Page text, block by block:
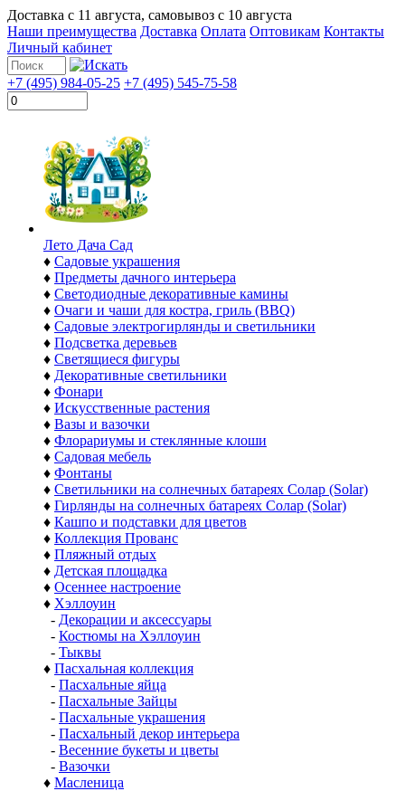
Доставка с 11 августа, самовывоз с 10 августа
Наши преимущества Доставка Оплата Оптовикам Контакты
Личный кабинет
+7 (495) 984-05-25 +7 (495) 545-75-58
Лето Дача Сад
♦ Садовые украшения
♦ Предметы дачного интерьера
♦ Светодиодные декоративные камины
♦ Очаги и чаши для костра, гриль (BBQ)
♦ Садовые электрогирлянды и светильники
♦ Подсветка деревьев
♦ Светящиеся фигуры
♦ Декоративные светильники
♦ Фонари
♦ Искусственные растения
♦ Вазы и вазочки
♦ Флорариумы и стеклянные клоши
♦ Садовая мебель
♦ Фонтаны
♦ Светильники на солнечных батареях Солар (Solar)
♦ Гирлянды на солнечных батареях Солар (Solar)
♦ Кашпо и подставки для цветов
♦ Коллекция Прованс
♦ Пляжный отдых
♦ Детская площадка
♦ Осеннее настроение
♦ Хэллоуин
- Декорации и аксессуары
- Костюмы на Хэллоуин
- Тыквы
♦ Пасхальная коллекция
- Пасхальные яйца
- Пасхальные Зайцы
- Пасхальные украшения
- Пасхальный декор интерьера
- Весенние букеты и цветы
- Вазочки
♦ Масленица